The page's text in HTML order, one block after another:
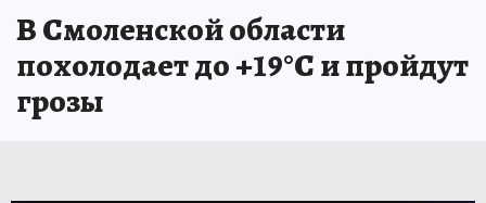
В Смоленской области
похолодает до +19°С и пройдут
грозы